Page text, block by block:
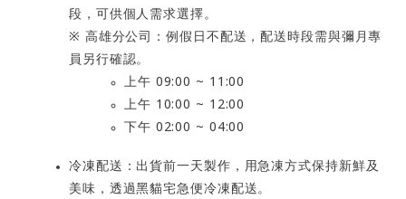
段，可供個人需求選擇。
※ 高雄分公司：例假日不配送，配送時段需與彌月專
員另行確認。
上午 09:00 ~ 11:00
上午 10:00 ~ 12:00
下午 02:00 ~ 04:00
冷凍配送：出貨前一天製作，用急凍方式保持新鮮及
美味，透過黑貓宅急便冷凍配送。